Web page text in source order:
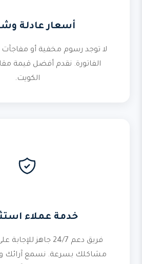
أسعار عادلة
لا توجد رسوم مخفية أو
الفاتورة. نقدم أفضل قيمة
الكويت.
خدمة عملاء
فريق دعم 24/7 جاهز
مشاكلك بسرعة. نسمع آرائك